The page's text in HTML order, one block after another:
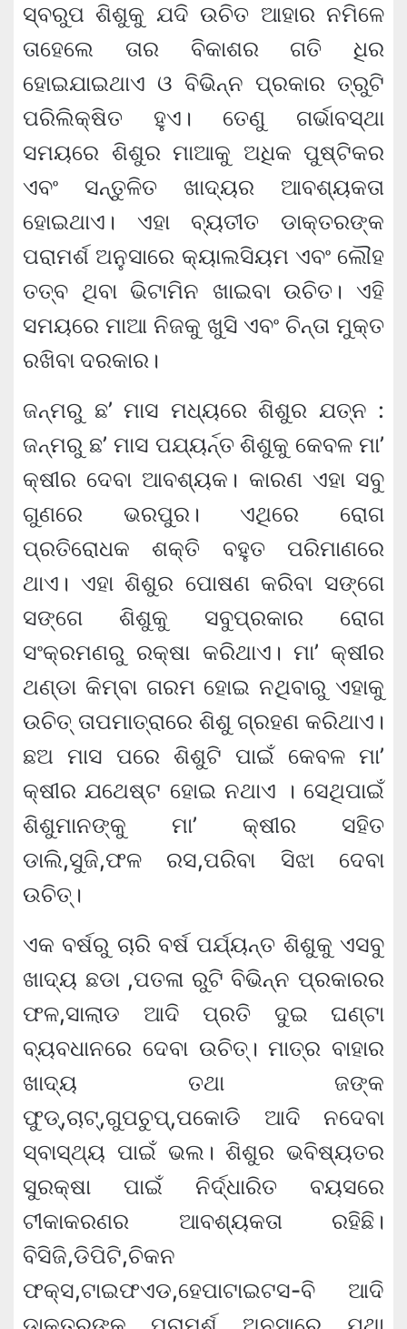
ସ୍ବରୁପ ଶିଶୁକୁ ଯଦି ଉଚିତ ଆହାର ନମିଳେ
ତାହେଲେ ତାର ବିକାଶର ଗତି ଧିର
ହୋଇଯାଇଥାଏ ଓ ବିଭିନ୍ନ ପ୍ରକାର ତ୍ରୁଟି
ପରିଲିକ୍ଷିତ ହୁଏ। ତେଣୁ ଗର୍ଭାବସ୍ଥା
ସମୟରେ ଶିଶୁର ମାଆକୁ ଅଧିକ ପୁଷ୍ଟିକର
ଏବଂ ସନ୍ତୁଳିତ ଖାଦ୍ୟର ଆବଶ୍ୟକତା
ହୋଇଥାଏ। ଏହା ବ୍ୟତୀତ ଡାକ୍ତରଙ୍କ
ପରାମର୍ଶ ଅନୁସାରେ କ୍ୟାଲସିୟମ ଏବଂ ଲୌହ
ତତ୍ବ ଥିବା ଭିଟାମିନ ଖାଇବା ଉଚିତ। ଏହି
ସମୟରେ ମାଆ ନିଜକୁ ଖୁସି ଏବଂ ଚିନ୍ତା ମୁକ୍ତ
ରଖିବା ଦରକାର।
ଜନ୍ମରୁ ଛ’ ମାସ ମଧ୍ୟରେ ଶିଶୁର ଯତ୍ନ :
ଜନ୍ମରୁ ଛ’ ମାସ ପଯ୍ୟର୍ନ୍ତ ଶିଶୁକୁ କେବଳ ମା’
କ୍ଷୀର ଦେବା ଆବଶ୍ୟକ। କାରଣ ଏହା ସବୁ
ଗୁଣରେ ଭରପୁର। ଏଥିରେ ରୋଗ
ପ୍ରତିରୋଧକ ଶକ୍ତି ବହୁତ ପରିମାଣରେ
ଥାଏ। ଏହା ଶିଶୁର ପୋଷଣ କରିବା ସଙ୍ଗେ
ସ‌ଙ୍ଗେ ଶିଶୁକୁ ସବୁପ୍ରକାର ରୋଗ
ସଂକ୍ରମଣରୁ ରକ୍ଷା କରିଥାଏ। ମା’ କ୍ଷୀର
ଥଣ୍ଡା କିମ୍ବା ଗରମ ହୋଇ ନଥିବାରୁ ଏହାକୁ
ଉଚିତ୍ ତାପମାତ୍ରାରେ ଶିଶୁ ଗ୍ରହଣ କରିଥାଏ।
ଛଅ ମାସ ପରେ ଶିଶୁଟି ପାଇଁ କେବଳ ମା’
କ୍ଷୀର ଯଥେଷ୍ଟ ହୋଇ ନଥାଏ । ସେଥିପାଇଁ
ଶିଶୁମାନଙ୍କୁ ମା’ କ୍ଷୀର ସହିତ
ଡାଲି,ସୁଜି,ଫଳ ରସ,ପରିବା ସିଝା ଦେବା
ଉଚିତ୍।
ଏକ ବର୍ଷରୁ ଚାରି ବର୍ଷ ପର୍ଯ୍ୟନ୍ତ ଶିଶୁକୁ ଏସବୁ
ଖାଦ୍ୟ ଛଡା ,ପତଳା ରୁଟି ବିଭିନ୍ନ ପ୍ରକାରର
ଫଳ,ସାଲାଡ ଆଦି ପ୍ରତି ଦୁଇ ଘଣ୍ଟା
ବ୍ୟବଧାନରେ ଦେବା ଉଚିତ୍। ମାତ୍ର ବାହାର
ଖାଦ୍ୟ ତଥା ଜଙ୍କ
ଫୁଡ୍,ଚାଟ୍,ଗୁପଚୁପ୍,ପକୋଡି ଆଦି ନଦେବା
ସ୍ବାସ୍ଥ୍ୟ ପାଇଁ ଭଲ। ଶିଶୁର ଭବିଷ୍ୟତର
ସୁରକ୍ଷା ପାଇଁ ନିର୍ଦ୍ଧାରିତ ବୟସରେ
ଟୀକାକରଣର ଆବଶ୍ୟକତା ରହିଛି।
ବିସିଜି,ଡିପିଟି,ଚିକନ
ଫକ୍ସ,ଟାଇଫଏଡ,ହେପାଟାଇଟସ-ବି ଆଦି